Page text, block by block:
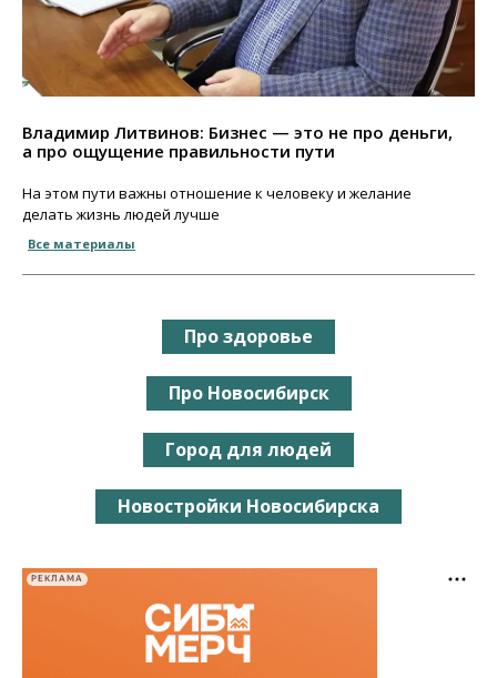
Владимир Литвинов: Бизнес — это не про деньги,
а про ощущение правильности пути
На этом пути важны отношение к человеку и желание
делать жизнь людей лучше
Все материалы
Про здоровье
Про Новосибирск
Город для людей
Новостройки Новосибирска
РЕКЛАМА